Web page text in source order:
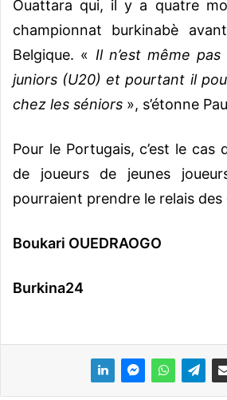
Ouattara qui, il y a quatre
championnat burkinabè
Belgique. « Il n’est même
juniors (U20) et pourtant il
chez les séniors », s’étonne
Pour le Portugais, c’est le cas
de joueurs de jeunes
pourraient prendre le relais des
Boukari OUEDRAOGO
Burkina24